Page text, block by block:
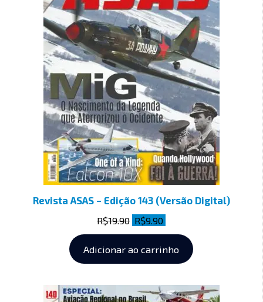
Revista ASAS – Edição 143 (Versão Digital)
R$19.90 R$9.90
Adicionar ao carrinho